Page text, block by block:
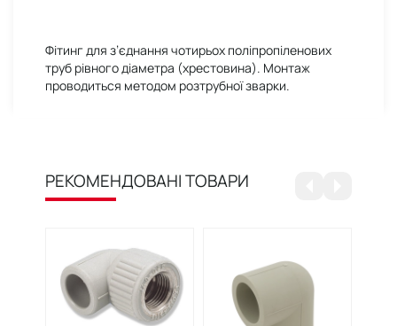
Фітинг для з’єднання чотирьох поліпропіленових
труб рівного діаметра (хрестовина). Монтаж
проводиться методом розтрубної зварки.
РЕКОМЕНДОВАНІ ТОВАРИ